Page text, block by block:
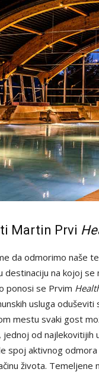
Martin Prvi
da odmorimo naše
destinaciju na kojoj
ponosi se Prvim
usluga
mestu svaki gost
, jednoj od najlekovitijih
spoj aktivnog
života.